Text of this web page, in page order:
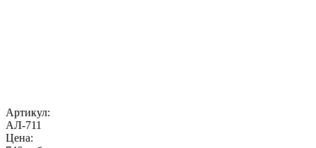
Артикул:
АЛ-711
Цена: